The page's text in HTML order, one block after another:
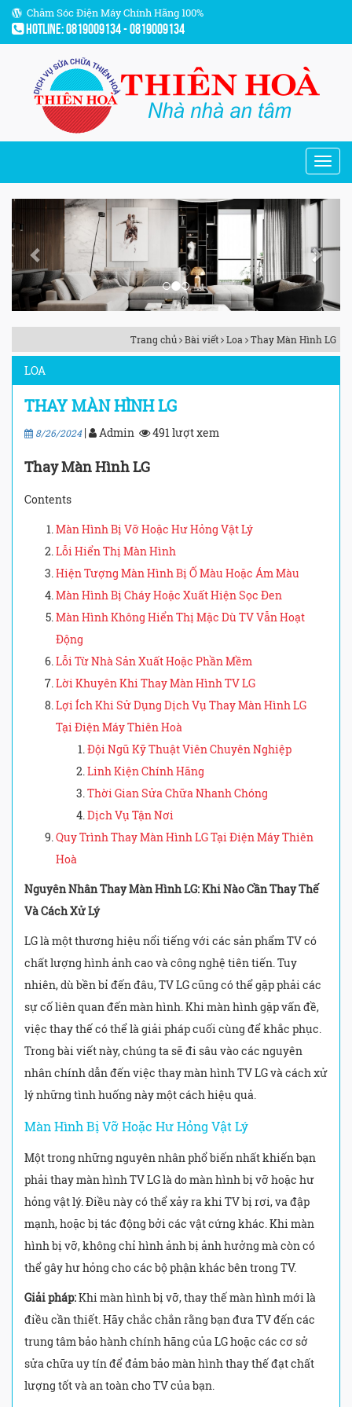
Chăm Sóc Điện Máy Chính Hãng 100%
Hotline: 0819009134 - 0819009134
Previous Next
Trang chủ Bài viết Loa Thay Màn Hình LG
LOA
THAY MÀN HÌNH LG
8/26/2024| Admin 491 lượt xem
Thay Màn Hình LG
Contents
Màn Hình Bị Vỡ Hoặc Hư Hỏng Vật Lý
Lỗi Hiển Thị Màn Hình
Hiện Tượng Màn Hình Bị Ố Màu Hoặc Ám Màu
Màn Hình Bị Cháy Hoặc Xuất Hiện Sọc Đen
Màn Hình Không Hiển Thị Mặc Dù TV Vẫn Hoạt
Động
Lỗi Từ Nhà Sản Xuất Hoặc Phần Mềm
Lời Khuyên Khi Thay Màn Hình TV LG
Lợi Ích Khi Sử Dụng Dịch Vụ Thay Màn Hình LG
Tại Điện Máy Thiên Hoà
Đội Ngũ Kỹ Thuật Viên Chuyên Nghiệp
Linh Kiện Chính Hãng
Thời Gian Sửa Chữa Nhanh Chóng
Dịch Vụ Tận Nơi
Quy Trình Thay Màn Hình LG Tại Điện Máy Thiên
Hoà
Nguyên Nhân Thay Màn Hình LG: Khi Nào Cần Thay Thế
Và Cách Xử Lý
LG là một thương hiệu nổi tiếng với các sản phẩm TV có
chất lượng hình ảnh cao và công nghệ tiên tiến. Tuy
nhiên, dù bền bỉ đến đâu, TV LG cũng có thể gặp phải các
sự cố liên quan đến màn hình. Khi màn hình gặp vấn đề,
việc thay thế có thể là giải pháp cuối cùng để khắc phục.
Trong bài viết này, chúng ta sẽ đi sâu vào các nguyên
nhân chính dẫn đến việc thay màn hình TV LG và cách xử
lý những tình huống này một cách hiệu quả.
Màn Hình Bị Vỡ Hoặc Hư Hỏng Vật Lý
Một trong những nguyên nhân phổ biến nhất khiến bạn
phải thay màn hình TV LG là do màn hình bị vỡ hoặc hư
hỏng vật lý. Điều này có thể xảy ra khi TV bị rơi, va đập
mạnh, hoặc bị tác động bởi các vật cứng khác. Khi màn
hình bị vỡ, không chỉ hình ảnh bị ảnh hưởng mà còn có
thể gây hư hỏng cho các bộ phận khác bên trong TV.
Giải pháp:Khi màn hình bị vỡ, thay thế màn hình mới là
điều cần thiết. Hãy chắc chắn rằng bạn đưa TV đến các
trung tâm bảo hành chính hãng của LG hoặc các cơ sở
sửa chữa uy tín để đảm bảo màn hình thay thế đạt chất
lượng tốt và an toàn cho TV của bạn.